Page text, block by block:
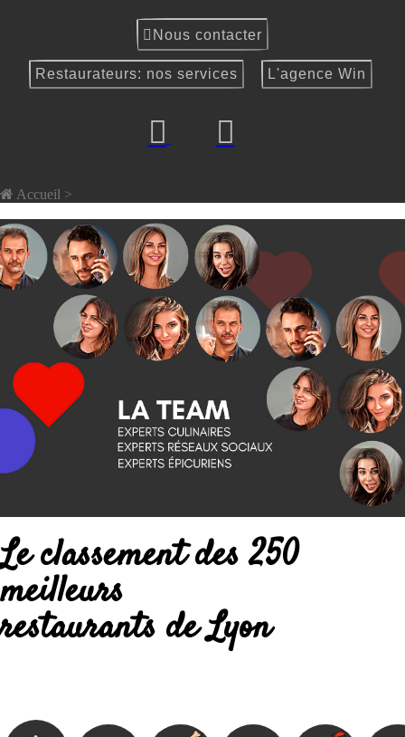
Nous contacter
Restaurateurs: nos services L'agence Win
Accueil >
Le classement des 250
meilleurs
restaurants de Lyon